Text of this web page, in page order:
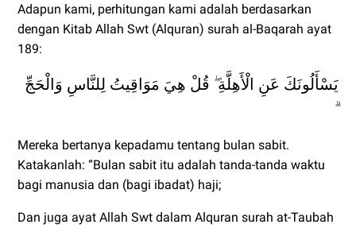
Adapun kami, perhitungan kami adalah berdasarkan
dengan Kitab Allah Swt (Alquran) surah al-Baqarah ayat
189:
يَسْأَلُونَكَ عَنِ الْأَهِلَّةِ ۖ قُلْ هِيَ مَوَاقِيتُ لِلنَّاسِ وَالْحَجِّ
ۗ
Mereka bertanya kepadamu tentang bulan sabit.
Katakanlah: “Bulan sabit itu adalah tanda-tanda waktu
bagi manusia dan (bagi ibadat) haji;
Dan juga ayat Allah Swt dalam Alquran surah at-Taubah